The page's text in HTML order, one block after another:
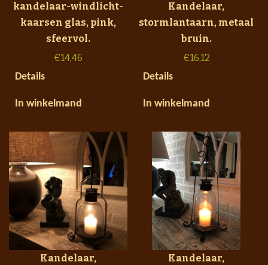
kandelaar-windlicht-
kaarsen glas, pink,
sfeervol.
€14,46
Details
In winkelmand
Kandelaar,
stormlantaarn, metaal
bruin.
€16,12
Details
In winkelmand
Kandelaar,
Kandelaar,